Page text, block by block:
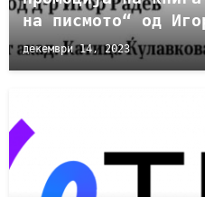
на писмото“ од
декември 14, 2023